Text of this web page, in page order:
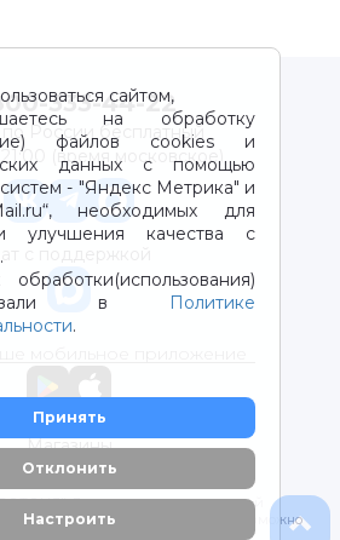
сайтом,
на обработку
файлов cookies и
данных с помощью
- "Яндекс Метрика" и
необходимых для
улучшения качества с
в
Политике
.
Принять
Отклонить
Настроить
333-44-22
по России бесплатный
(время московское)
с поддержкой
Магазины
Детские товары с доставкой
использование материалов возможно
разрешения владельцев сайта.